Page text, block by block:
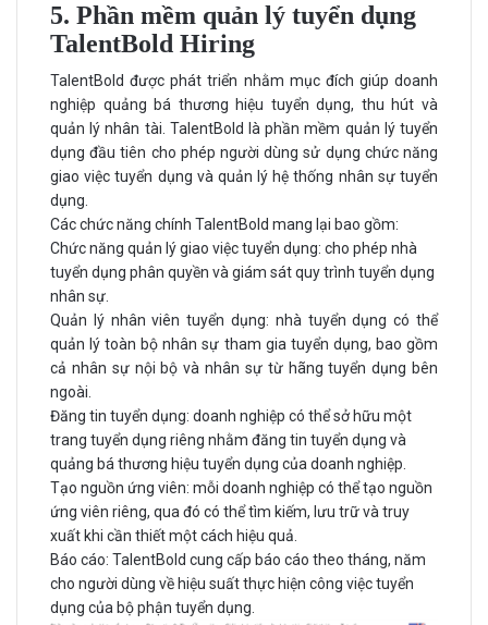
5. Phần mềm quản lý tuyển dụng
TalentBold Hiring
TalentBold được phát triển nhằm mục đích giúp doanh
nghiệp quảng bá thương hiệu tuyển dụng, thu hút và
quản lý nhân tài. TalentBold là phần mềm quản lý tuyển
dụng đầu tiên cho phép người dùng sử dụng chức năng
giao việc tuyển dụng và quản lý hệ thống nhân sự tuyển
dụng.
Các chức năng chính TalentBold mang lại bao gồm:
Chức năng quản lý giao việc tuyển dụng: cho phép nhà
tuyển dụng phân quyền và giám sát quy trình tuyển dụng
nhân sự.
Quản lý nhân viên tuyển dụng: nhà tuyển dụng có thể
quản lý toàn bộ nhân sự tham gia tuyển dụng, bao gồm
cả nhân sự nội bộ và nhân sự từ hãng tuyển dụng bên
ngoài.
Đăng tin tuyển dụng: doanh nghiệp có thể sở hữu một
trang tuyển dụng riêng nhằm đăng tin tuyển dụng và
quảng bá thương hiệu tuyển dụng của doanh nghiệp.
Tạo nguồn ứng viên: mỗi doanh nghiệp có thể tạo nguồn
ứng viên riêng, qua đó có thể tìm kiếm, lưu trữ và truy
xuất khi cần thiết một cách hiệu quả.
Báo cáo: TalentBold cung cấp báo cáo theo tháng, năm
cho người dùng về hiệu suất thực hiện công việc tuyển
dụng của bộ phận tuyển dụng.